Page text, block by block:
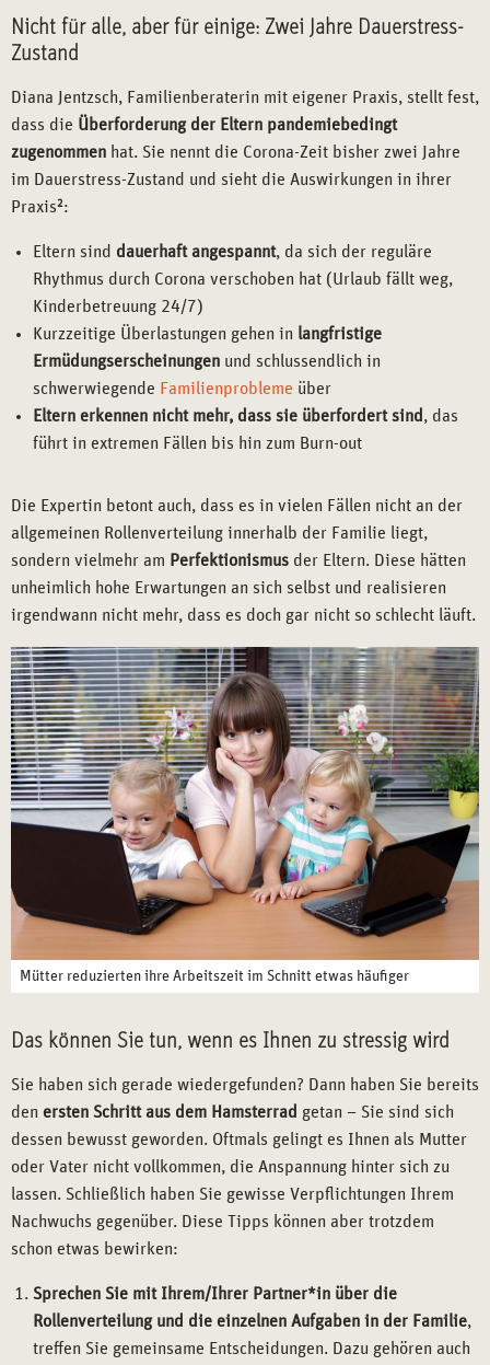
Nicht für alle, aber für einige: Zwei Jahre Dauerstress-
Zustand
Diana Jentzsch, Familienberaterin mit eigener Praxis, stellt fest,
dass die Überforderung der Eltern pandemiebedingt
zugenommen hat. Sie nennt die Corona-Zeit bisher zwei Jahre
im Dauerstress-Zustand und sieht die Auswirkungen in ihrer
Praxis2:
Eltern sind dauerhaft angespannt, da sich der reguläre
Rhythmus durch Corona verschoben hat (Urlaub fällt weg,
Kinderbetreuung 24/7)
Kurzzeitige Überlastungen gehen in langfristige
Ermüdungserscheinungen und schlussendlich in
schwerwiegende Familienprobleme über
Eltern erkennen nicht mehr, dass sie überfordert sind , das
führt in extremen Fällen bis hin zum Burn-out
Die Expertin betont auch, dass es in vielen Fällen nicht an der
allgemeinen Rollenverteilung innerhalb der Familie liegt,
sondern vielmehr am Perfektionismus der Eltern. Diese hätten
unheimlich hohe Erwartungen an sich selbst und realisieren
irgendwann nicht mehr, dass es doch gar nicht so schlecht läuft.
Mütter reduzierten ihre Arbeitszeit im Schnitt etwas häufiger
Das können Sie tun, wenn es Ihnen zu stressig wird
Sie haben sich gerade wiedergefunden? Dann haben Sie bereits
den ersten Schritt aus dem Hamsterrad getan – Sie sind sich
dessen bewusst geworden. Oftmals gelingt es Ihnen als Mutter
oder Vater nicht vollkommen, die Anspannung hinter sich zu
lassen. Schließlich haben Sie gewisse Verpflichtungen Ihrem
Nachwuchs gegenüber. Diese Tipps können aber trotzdem
schon etwas bewirken:
Sprechen Sie mit Ihrem/Ihrer Partner*in über die
Rollenverteilung und die einzelnen Aufgaben in der Familie,
treffen Sie gemeinsame Entscheidungen. Dazu gehören auch